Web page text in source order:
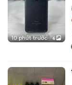
10 phút trước 6